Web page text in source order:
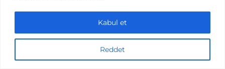
Reddet
Kabul et
Serüvenine 2010 yılında başlayan 7 Bilgeler,
ödüllü şaraplarıyla ve Vinifera Bağ Evi’nde
sunduğu deneyimle son zamanların en çok
konuşulan şarap üreticisi haline geldi.
Üzüm bağları arasında kurulmuş Vinifera,